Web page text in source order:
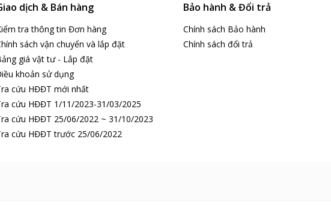
dịch & Bán hàng
tra thông tin Đơn hàng
sách vận chuyển và lắp đặt
giá vật tư - Lắp đặt
khoản sử dụng
cứu HĐĐT mới nhất
cứu HĐĐT 1/11/2023-31/03/2025
cứu HĐĐT 25/06/2022 ~ 31/10/2023
cứu HĐĐT trước 25/06/2022
Bảo hành & Đổi trả
Chính sách Bảo hành
Chính sách đổi trả